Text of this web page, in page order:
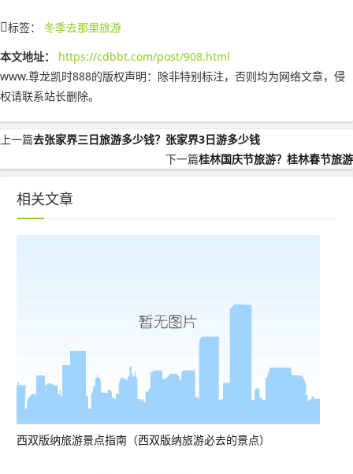
标签： 冬季去那里旅游
本文地址：
https://cdbbt.com/post/908.html
www.尊龙凯时888的版权声明： 除非特别标注，否则均为网络文章，侵
权请联系站长删除。
上一篇去张家界三日旅游多少钱？张家界3日游多少钱
下一篇桂林国庆节旅游？桂林春节旅游
相关文章
西双版纳旅游景点指南（西双版纳旅游必去的景点）